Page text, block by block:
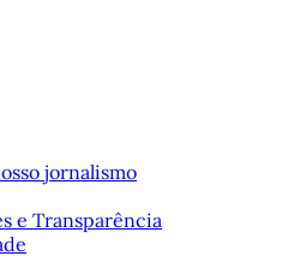
jornalismo
e Transparência